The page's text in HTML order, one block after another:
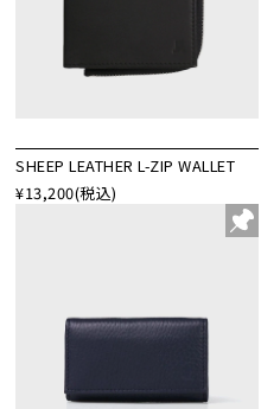
SHEEP LEATHER L-ZIP WALLET
¥13,200(税込)